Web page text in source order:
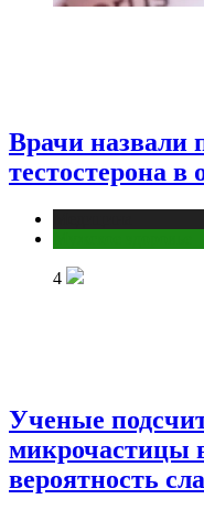
Врачи назвали
тестостерона в
4
Ученые
микрочастицы
вероятность